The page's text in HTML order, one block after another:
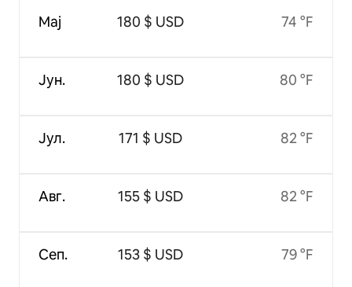
Мај
Јун.
Јул.
Авг.
Сеп.
180 $ USD
180 $ USD
171 $ USD
155 $ USD
153 $ USD
74 °F
80 °F
82 °F
82 °F
79 °F